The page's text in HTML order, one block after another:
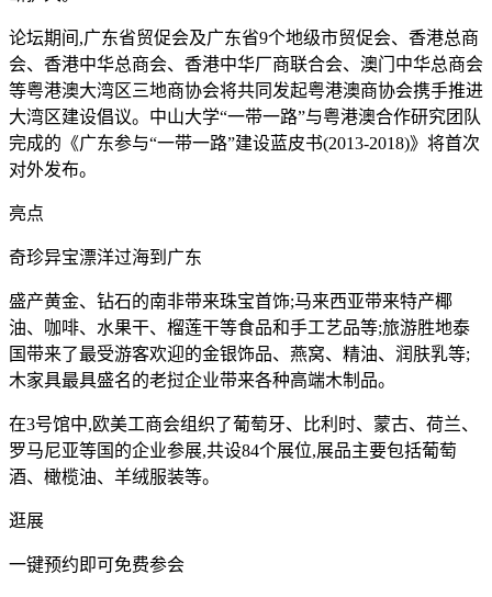
论坛期间,广东省贸促会及广东省9个地级市贸促会、香港总商
会、香港中华总商会、香港中华厂商联合会、澳门中华总商会
等粤港澳大湾区三地商协会将共同发起粤港澳商协会携手推进
大湾区建设倡议。中山大学“一带一路”与粤港澳合作研究团队
完成的《广东参与“一带一路”建设蓝皮书(2013-2018)》将首次
对外发布。
亮点
奇珍异宝漂洋过海到广东
盛产黄金、钻石的南非带来珠宝首饰;马来西亚带来特产椰
油、咖啡、水果干、榴莲干等食品和手工艺品等;旅游胜地泰
国带来了最受游客欢迎的金银饰品、燕窝、精油、润肤乳等;
木家具最具盛名的老挝企业带来各种高端木制品。
在3号馆中,欧美工商会组织了葡萄牙、比利时、蒙古、荷兰、
罗马尼亚等国的企业参展,共设84个展位,展品主要包括葡萄
酒、橄榄油、羊绒服装等。
逛展
一键预约即可免费参会